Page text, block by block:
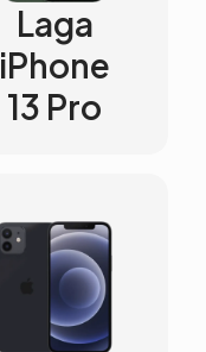
Laga
iPhone
13 Pro